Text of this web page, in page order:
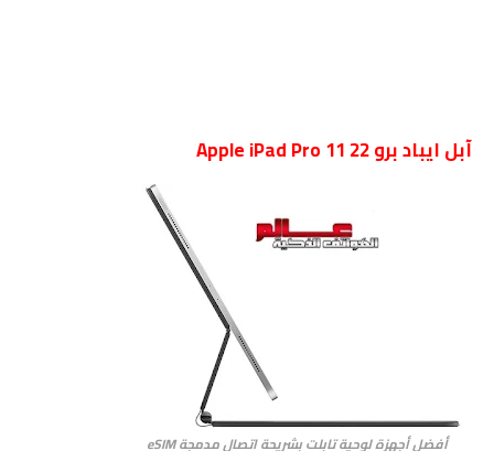
آبل ايباد برو Apple iPad Pro 11 22
أفضل أجهزة لوحية تابلت بشريحة اتصال مدمجة eSIM